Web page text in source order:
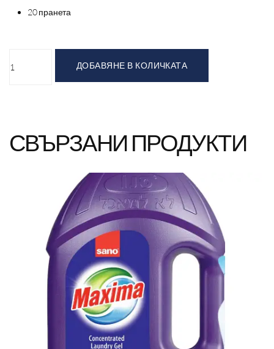
20 пранета
ДОБАВЯНЕ В КОЛИЧКАТА
СВЪРЗАНИ ПРОДУКТИ